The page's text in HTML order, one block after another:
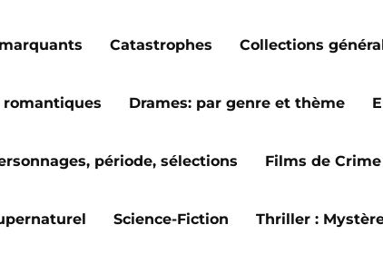
Catastrophes Collections
romantiques Drames: par genre et thème
période, sélections Films de Crime
Science-Fiction Thriller :